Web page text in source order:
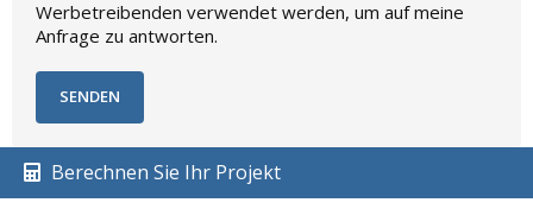
Berechnen Sie Ihr Projekt
Werbetreibenden verwendet werden, um auf meine
Anfrage zu antworten.